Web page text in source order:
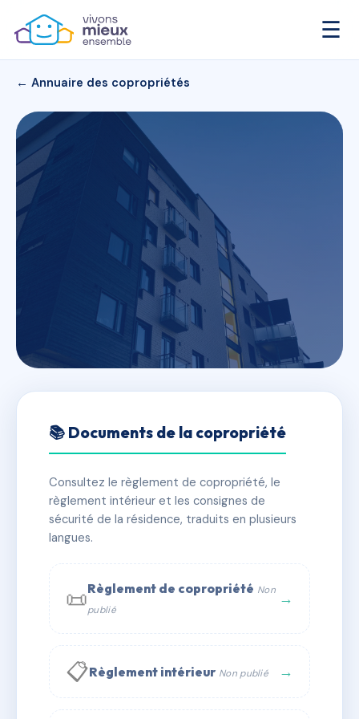
☰
← Annuaire des copropriétés
39/41 rue Louis David
✓ Immatriculée 🏠 6 lots 🏗 1 bâtiment(s)
📞 Contacter Syndic Digital
📚 Documents de la copropriété
Consultez le règlement de copropriété, le
règlement intérieur et les consignes de
sécurité de la résidence, traduits en plusieurs
langues.
📜Règlement de copropriété Non
publié
→
📋Règlement intérieur Non publié →